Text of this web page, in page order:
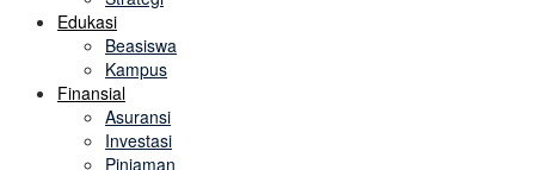
Edukasi
Beasiswa
Kampus
Finansial
Asuransi
Investasi
Pinjaman